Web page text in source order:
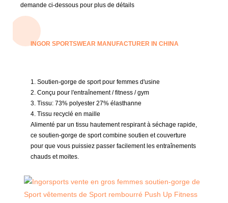
demande ci-dessous pour plus de détails
INGOR SPORTSWEAR MANUFACTURER IN CHINA
1. Soutien-gorge de sport pour femmes d'usine
2. Conçu pour l'entraînement / fitness / gym
3. Tissu: 73% polyester 27% élasthanne
4. Tissu recyclé en maille
Alimenté par un tissu hautement respirant à séchage rapide,
ce soutien-gorge de sport combine soutien et couverture
pour que vous puissiez passer facilement les entraînements
chauds et moites.